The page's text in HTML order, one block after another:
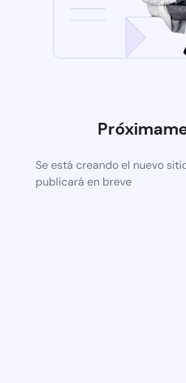
Se está creando el nuevo
publicará en breve